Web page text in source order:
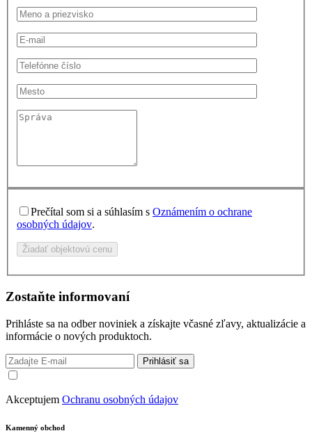
Prečítal som si a súhlasím s Oznámením o ochrane
osobných údajov.
Žiadať objektovú cenu
Zostaňte informovaní
Prihláste sa na odber noviniek a získajte včasné zľavy, aktualizácie a
informácie o nových produktoch.
Prihlásiť sa
Akceptujem Ochranu osobných údajov
Kamenný obchod